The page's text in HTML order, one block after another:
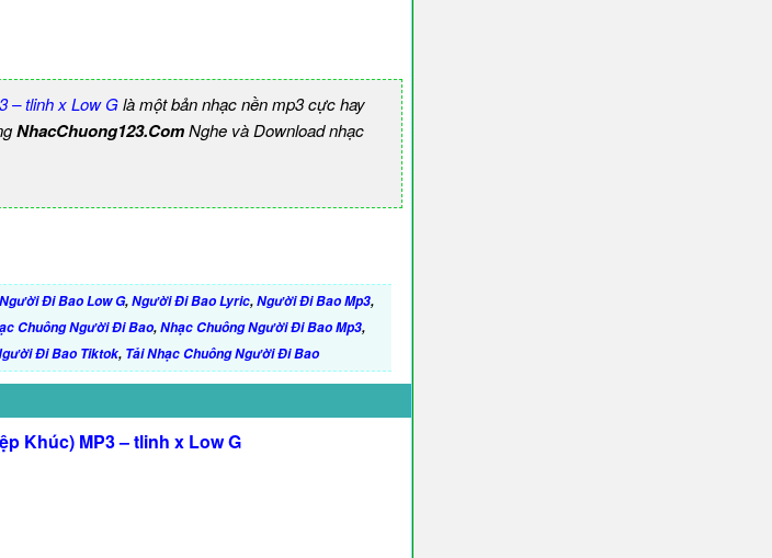
– tlinh x Low Glà một bản nhạc nền mp3 cực hay
NhacChuong123.ComNghe và Download nhạc
Người Đi Bao Low G,Người Đi Bao Lyric,Người Đi Bao Mp3,
Chuông Người Đi Bao,Nhạc Chuông Người Đi Bao Mp3,
Đi Bao Tiktok, Tải Nhạc Chuông Người Đi Bao
Khúc) MP3 – tlinh x Low G